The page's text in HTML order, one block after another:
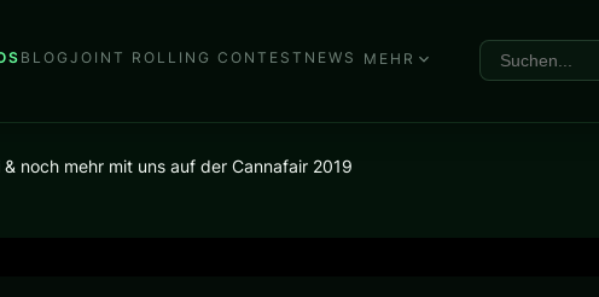
BLOGJOINT ROLLING CONTEST NEWS MEHR
noch mehr mit uns auf der Cannafair 2019